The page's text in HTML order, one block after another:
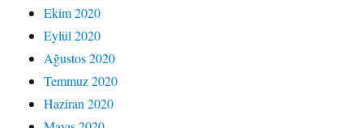
Ekim 2020
Eylül 2020
Ağustos 2020
Temmuz 2020
Haziran 2020